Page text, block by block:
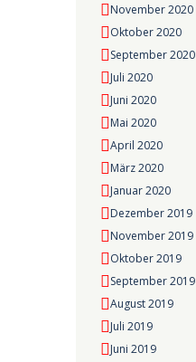
November 2020
Oktober 2020
September 2020
Juli 2020
Juni 2020
Mai 2020
April 2020
März 2020
Januar 2020
Dezember 2019
November 2019
Oktober 2019
September 2019
August 2019
Juli 2019
Juni 2019